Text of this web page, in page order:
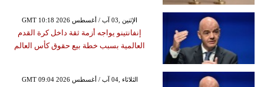
GMT 10:18 2026 الإثنين ,03 آب / أغسطس
إنفانتينو يواجه أزمة ثقة داخل كرة القدم
العالمية بسبب خطة بيع حقوق كأس العالم
GMT 09:04 2026 الثلاثاء ,04 آب / أغسطس